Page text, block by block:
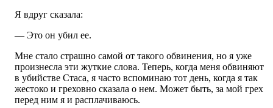
Я вдруг сказала:
— Это он убил ее.
Мне стало страшно самой от такого обвинения, но я уже
произнесла эти жуткие слова. Теперь, когда меня обвиняют
в убийстве Стаса, я часто вспоминаю тот день, когда я так
жестоко и греховно сказала о нем. Может быть, за мой грех
перед ним я и расплачиваюсь.